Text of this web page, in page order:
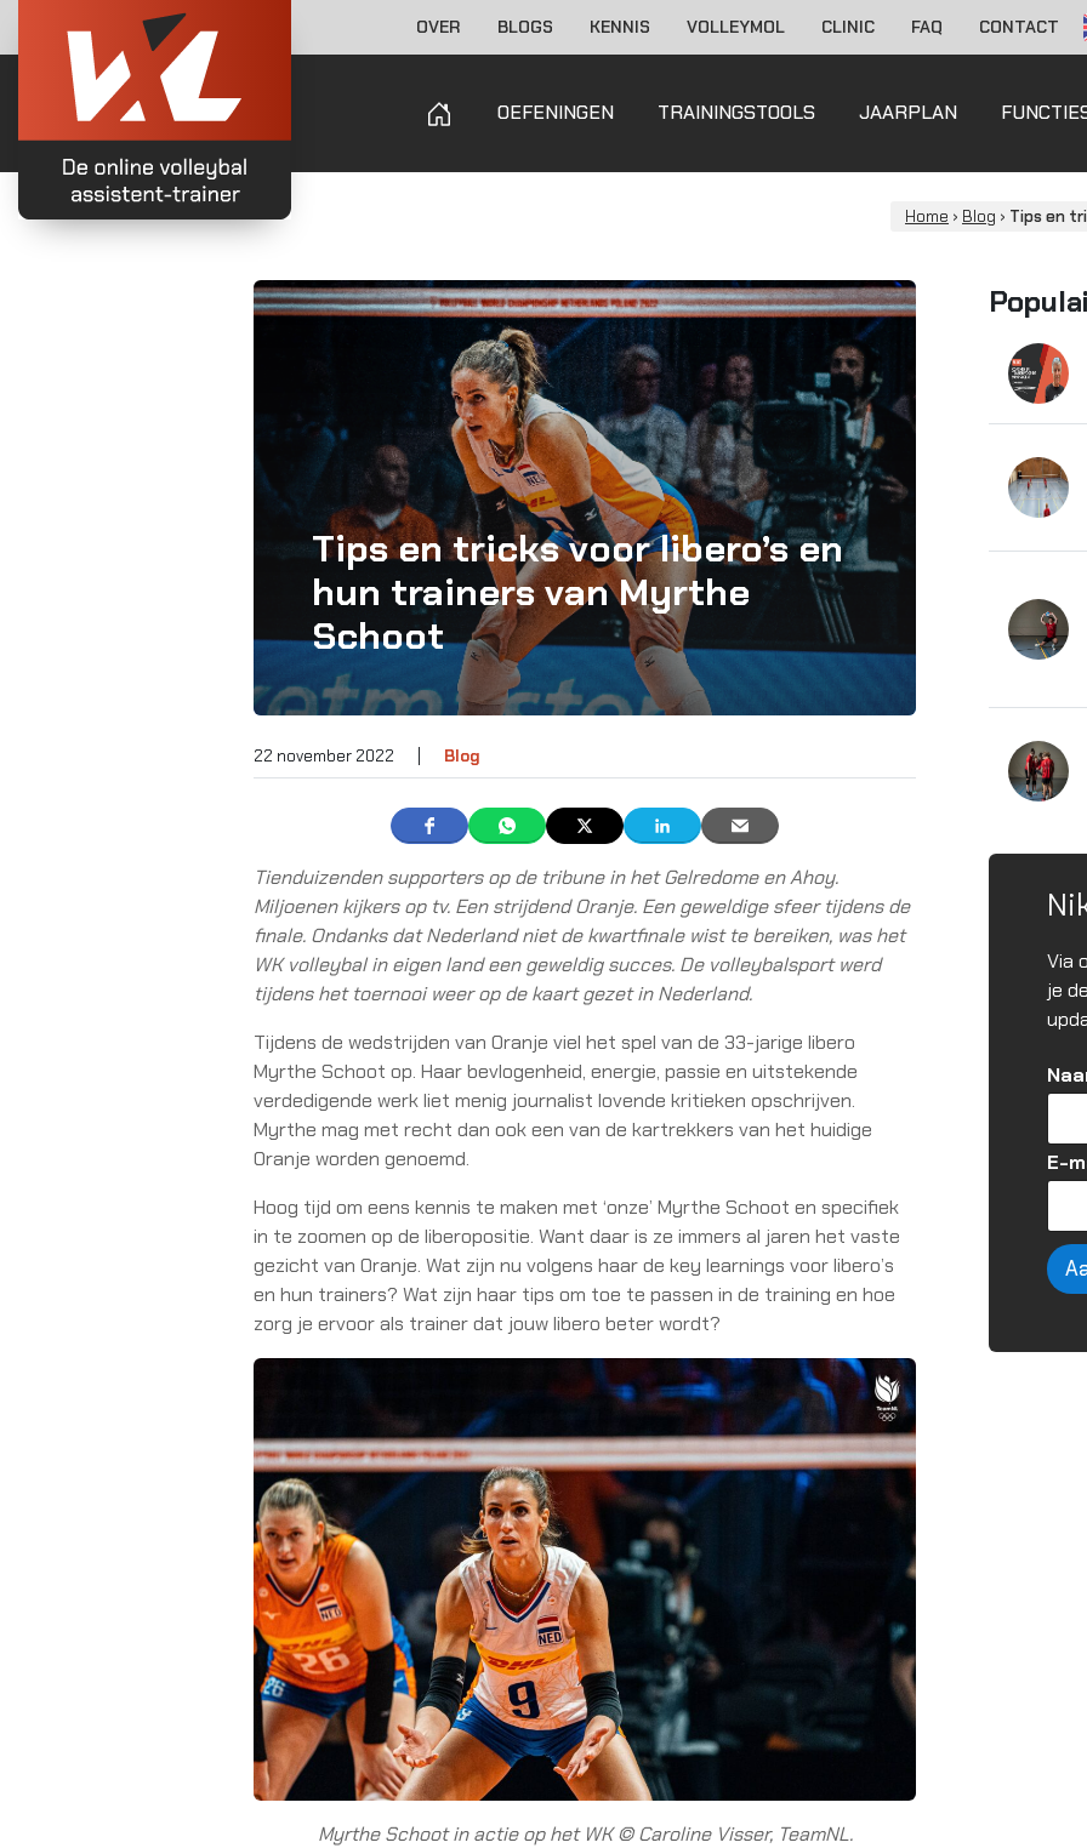
OVER BLOGS KENNIS VOLLEYMOL CLINIC FAQ CONTACT
OEFENINGEN TRAININGSTOOLS JAARPLAN
Home › Blog › Tips en
Tips en tricks voor libero’s en
hun trainers van Myrthe
Schoot
22 november 2022 Blog
Tienduizenden supporters op de tribune in het Gelredome en Ahoy.
Miljoenen kijkers op tv. Een strijdend Oranje. Een geweldige sfeer tijdens de
finale. Ondanks dat Nederland niet de kwartfinale wist te bereiken, was het
WK volleybal in eigen land een geweldig succes. De volleybalsport werd
tijdens het toernooi weer op de kaart gezet in Nederland.
Tijdens de wedstrijden van Oranje viel het spel van de 33-jarige libero
Myrthe Schoot op. Haar bevlogenheid, energie, passie en uitstekende
verdedigende werk liet menig journalist lovende kritieken opschrijven.
Myrthe mag met recht dan ook een van de kartrekkers van het huidige
Oranje worden genoemd.
Hoog tijd om eens kennis te maken met ‘onze’ Myrthe Schoot en specifiek
in te zoomen op de liberopositie. Want daar is ze immers al jaren het vaste
gezicht van Oranje. Wat zijn nu volgens haar de key learnings voor libero’s
en hun trainers? Wat zijn haar tips om toe te passen in de training en hoe
zorg je ervoor als trainer dat jouw libero beter wordt?
Myrthe Schoot in actie op het WK © Caroline Visser, TeamNL.
Via
je
*
*
a
a
m
E-